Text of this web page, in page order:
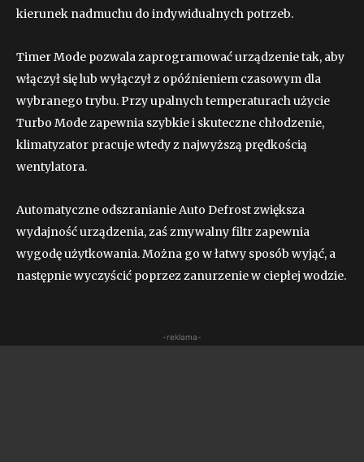
kierunek nadmuchu do indywidualnych potrzeb.
Timer Mode pozwala zaprogramować urządzenie tak, aby
włączył się lub wyłączył z opóźnieniem czasowym dla
wybranego trybu. Przy upalnych temperaturach użycie
Turbo Mode zapewnia szybkie i skuteczne chłodzenie,
klimatyzator pracuje wtedy z najwyższą prędkością
wentylatora.
Automatyczne odszranianie Auto Defrost zwiększa
wydajność urządzenia, zaś zmywalny filtr zapewnia
wygodę użytkowania. Można go w łatwy sposób wyjąć, a
następnie wyczyścić poprzez zanurzenie w ciepłej wodzie.
-reklama-